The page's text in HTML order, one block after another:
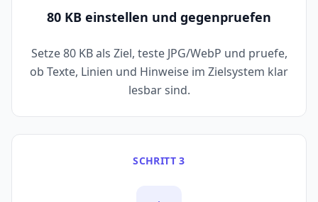
80 KB einstellen und gegenpruefen
Setze 80 KB als Ziel, teste JPG/WebP und pruefe,
ob Texte, Linien und Hinweise im Zielsystem klar
lesbar sind.
SCHRITT 3